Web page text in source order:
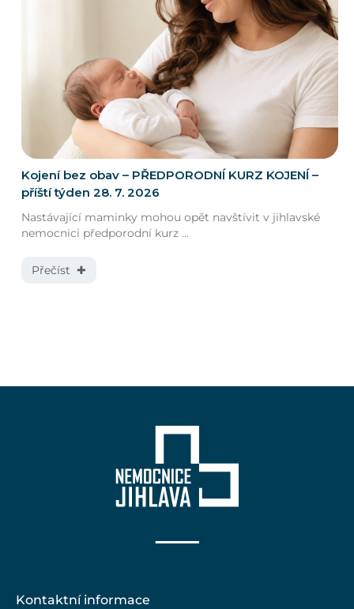
Kojení bez obav – PŘEDPORODNÍ KURZ KOJENÍ –
příští týden 28. 7. 2026
Nastávající maminky mohou opět navštívit v jihlavské
nemocnici předporodní kurz ...
Přečíst ✚
Kontaktní informace